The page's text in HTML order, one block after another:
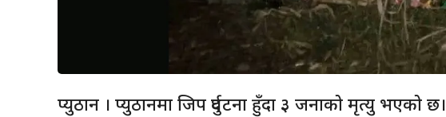
प्युठान । प्युठानमा जिप दुर्घटना हुँदा ३ जनाको मृत्यु भएको छ।